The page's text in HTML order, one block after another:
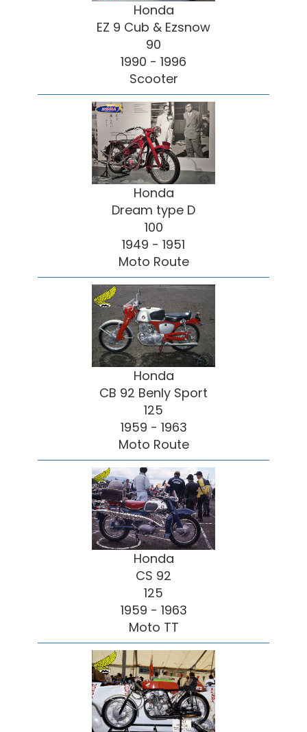
Honda
EZ 9 Cub & Ezsnow
90
1990 - 1996
Scooter
Honda
Dream type D
100
1949 - 1951
Moto Route
Honda
CB 92 Benly Sport
125
1959 - 1963
Moto Route
Honda
CS 92
125
1959 - 1963
Moto TT